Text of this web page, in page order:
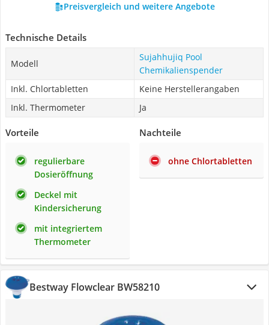
Preisvergleich und weitere Angebote
Technische Details
Modell
Sujahhujiq Pool
Chemikalienspender
Inkl. Chlortabletten
Keine Herstellerangaben
Inkl. Thermometer
Ja
Vorteile
regulierbare
Dosieröffnung
Deckel mit
Kindersicherung
mit integriertem
Thermometer
Nachteile
ohne Chlortabletten
Bestway Flowclear BW58210